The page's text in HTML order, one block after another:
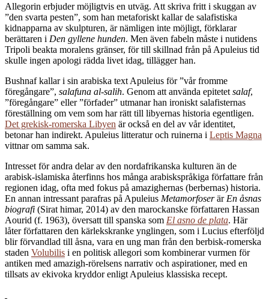
Allegorin erbjuder möjligtvis en utväg. Att skriva fritt i skuggan av
”den svarta pesten”, som han metaforiskt kallar de salafistiska
kidnapparna av skulpturen, är nämligen inte möjligt, förklarar
berättaren i Den gyllene hunden. Men även fabeln måste i nutidens
Tripoli beakta moralens gränser, för till skillnad från på Apuleius tid
skulle ingen apologi rädda livet idag, tillägger han.
Bushnaf kallar i sin arabiska text Apuleius för ”vår fromme
föregångare”, salafuna al-salih. Genom att använda epitetet salaf,
”föregångare” eller ”förfader” utmanar han ironiskt salafisternas
föreställning om vem som har rätt till libyernas historia egentligen.
Det grekisk-romerska Libyen är också en del av vår identitet,
betonar han indirekt. Apuleius litteratur och ruinerna i Leptis Magna
vittnar om samma sak.
Intresset för andra delar av den nordafrikanska kulturen än de
arabisk-islamiska återfinns hos många arabiskspråkiga författare från
regionen idag, ofta med fokus på amazighernas (berbernas) historia.
En annan intressant parafras på Apuleius Metamorfoserär En åsnas
biografi (Sirat himar, 2014) av den marockanske författaren Hassan
Aourid (f. 1963), översatt till spanska som El asno de plata. Här
låter författaren den kärlekskranke ynglingen, som i Lucius efterföljd
blir förvandlad till åsna, vara en ung man från den berbisk-romerska
staden Volubilis i en politisk allegori som kombinerar vurmen för
antiken med amazigh-rörelsens narrativ och aspirationer, med en
tillsats av ekivoka kryddor enligt Apuleius klassiska recept.